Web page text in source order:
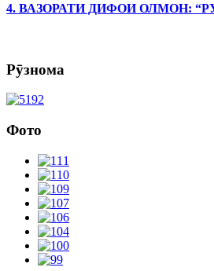
4. ВАЗОРАТИ ДИФОИ ОЛМОН:
Рӯзнома
Фото